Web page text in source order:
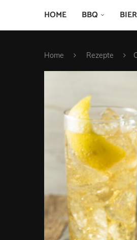
HOME BBQ BIER
Home Rezepte